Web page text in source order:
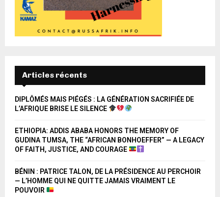
Articles récents
DIPLÔMÉS MAIS PIÉGÉS : LA GÉNÉRATION SACRIFIÉE DE
L’AFRIQUE BRISE LE SILENCE
ETHIOPIA: ADDIS ABABA HONORS THE MEMORY OF
GUDINA TUMSA, THE “AFRICAN BONHOEFFER” — A LEGACY
OF FAITH, JUSTICE, AND COURAGE
BÉNIN : PATRICE TALON, DE LA PRÉSIDENCE AU PERCHOIR
— L’HOMME QUI NE QUITTE JAMAIS VRAIMENT LE
POUVOIR